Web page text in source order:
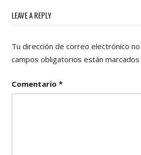
LEAVE A REPLY
Tu dirección de correo electrónico
campos obligatorios están marcados
Comentario *